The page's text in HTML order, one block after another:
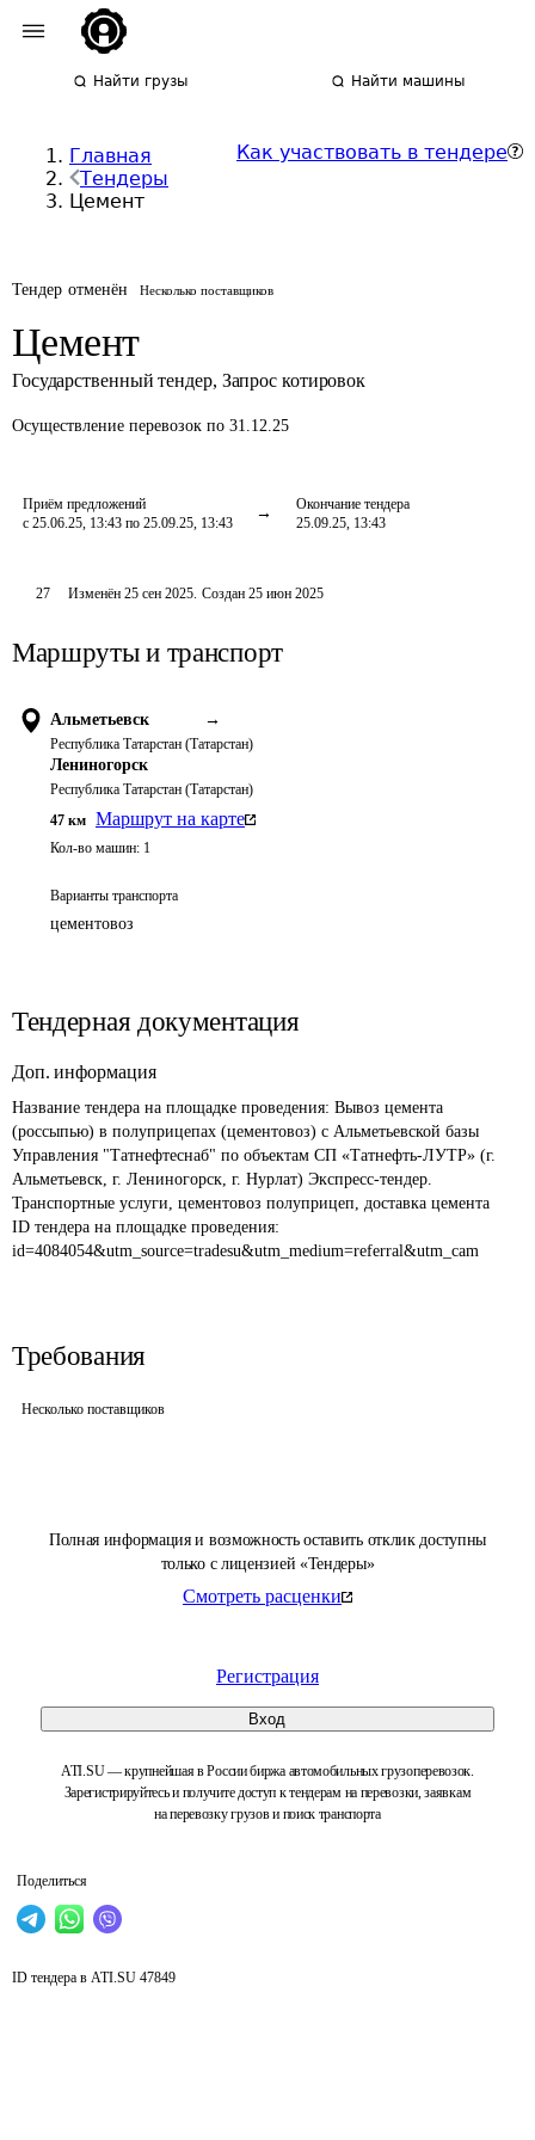
Найти грузы Найти машины
Главная
Тендеры
Цемент
Как участвовать в тендере
Тендер отменён Несколько поставщиков
Цемент
Государственный тендер, Запрос котировок
Осуществление перевозок по 31.12.25
Приём предложений
с 25.06.25, 13:43 по 25.09.25, 13:43
Окончание тендера
25.09.25, 13:43
Полная информация и возможность оставить отклик доступны
только с лицензией «Тендеры»
Смотреть расценки
Регистрация
Вход
ATI.SU — крупнейшая в России биржа автомобильных грузоперевозок.
Зарегистрируйтесь и получите доступ к тендерам на перевозки, заявкам
на перевозку грузов и поиск транспорта
Поделиться
27 Изменён25 сен 2025. Создан 25 июн 2025
Маршруты и транспорт
Альметьевск →
Республика Татарстан (Татарстан)
Лениногорск
Республика Татарстан (Татарстан)
47 км Маршрут на карте
Кол-во машин: 1
Варианты транспорта
цементовоз
Тендерная документация
Доп. информация
Название тендера на площадке проведения: Вывоз цемента
(россыпью) в полуприцепах (цементовоз) с Альметьевской базы
Управления "Татнефтеснаб" по объектам СП «Татнефть-ЛУТР» (г.
Альметьевск, г. Лениногорск, г. Нурлат) Экспресс-тендер.
Транспортные услуги, цементовоз полуприцеп, доставка цемента
ID тендера на площадке проведения:
id=4084054&utm_source=tradesu&utm_medium=referral&utm_cam
Требования
Несколько поставщиков
ID тендера в ATI.SU 47849